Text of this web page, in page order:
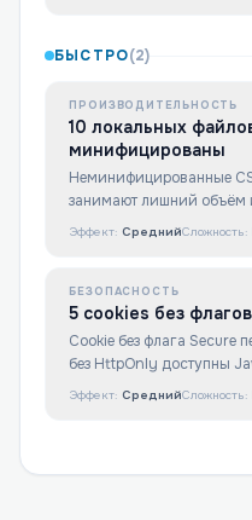
БЫСТРО(2)
ПРОИЗВОДИТЕЛЬНОСТЬ
10 локальных
минифицированы
Неминифицированные
занимают лишний объём
Эффект: СреднийСложность:
БЕЗОПАСНОСТЬ
5 cookies без
Cookie без флага Secure
без HttpOnly доступны
Эффект: СреднийСложность: